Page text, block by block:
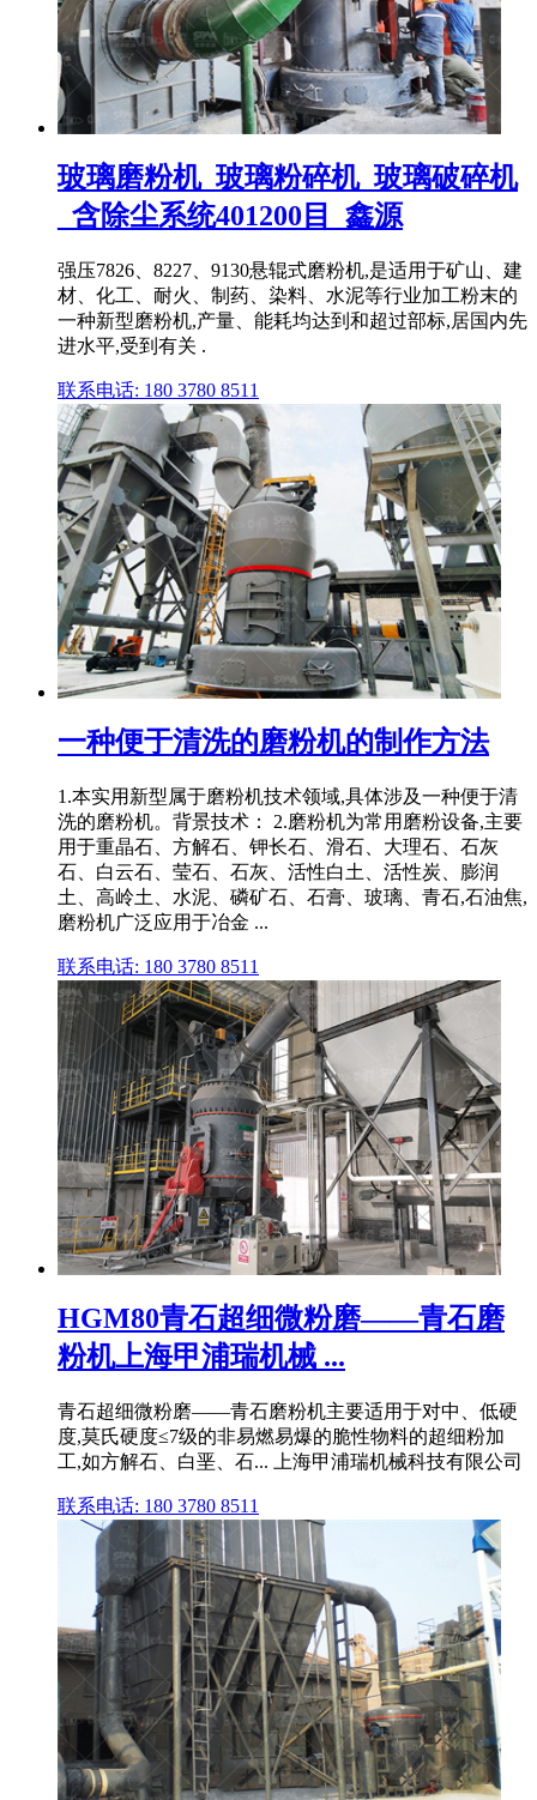
玻璃磨粉机_玻璃粉碎机_玻璃破碎机
_含除尘系统401200目_鑫源
强压7826、8227、9130悬辊式磨粉机,是适用于矿山、建
材、化工、耐火、制药、染料、水泥等行业加工粉末的
一种新型磨粉机,产量、能耗均达到和超过部标,居国内先
进水平,受到有关 .
联系电话: 180 3780 8511
一种便于清洗的磨粉机的制作方法
1.本实用新型属于磨粉机技术领域,具体涉及一种便于清
洗的磨粉机。背景技术： 2.磨粉机为常用磨粉设备,主要
用于重晶石、方解石、钾长石、滑石、大理石、石灰
石、白云石、莹石、石灰、活性白土、活性炭、膨润
土、高岭土、水泥、磷矿石、石膏、玻璃、青石,石油焦,
磨粉机广泛应用于冶金 ...
联系电话: 180 3780 8511
HGM80青石超细微粉磨——青石磨
粉机上海甲浦瑞机械 ...
青石超细微粉磨——青石磨粉机主要适用于对中、低硬
度,莫氏硬度≤7级的非易燃易爆的脆性物料的超细粉加
工,如方解石、白垩、石... 上海甲浦瑞机械科技有限公司
联系电话: 180 3780 8511